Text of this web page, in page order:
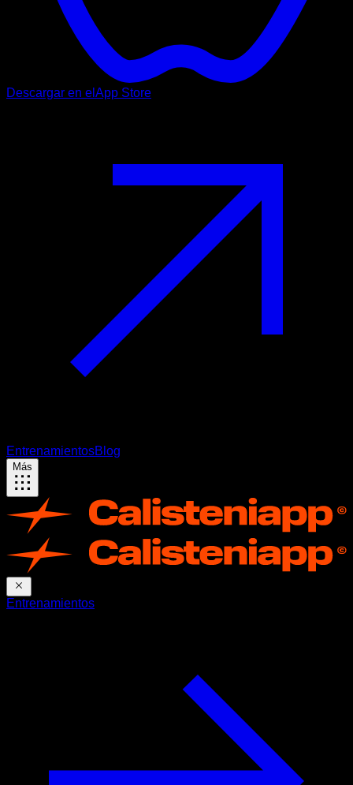
Descargar en el App Store
EntrenamientosBlog
Más
Entrenamientos